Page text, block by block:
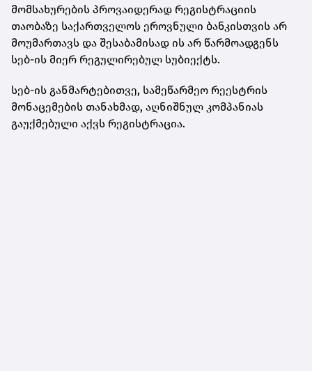
მომსახურების პროვაიდერად რეგისტრაციის
თაობაზე საქართველოს ეროვნული ბანკისთვის არ
მოუმართავს და შესაბამისად ის არ წარმოადგენს
სებ-ის მიერ რეგულირებულ სუბიექტს.
სებ-ის განმარტებითვე, სამეწარმეო რეესტრის
მონაცემების თანახმად, აღნიშნულ კომპანიას
გაუქმებული აქვს რეგისტრაცია.